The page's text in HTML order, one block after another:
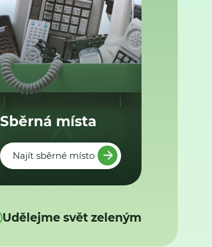
Sběrná místa
Najít sběrné místo
Udělejme svět zeleným